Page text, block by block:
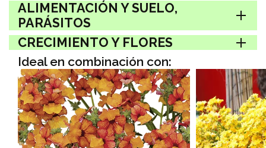
ALIMENTACIÓN Y SUELO,
PARÁSITOS
CRECIMIENTO Y FLORES
Ideal en combinación con: